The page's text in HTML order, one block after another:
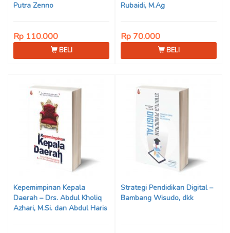
Putra Zenno
Rp 110.000
BELI
Rubaidi, M.Ag
Rp 70.000
BELI
Kepemimpinan Kepala
Daerah – Drs. Abdul Kholiq
Azhari, M.Si. dan Abdul Haris
Strategi Pendidikan Digital –
Bambang Wisudo, dkk